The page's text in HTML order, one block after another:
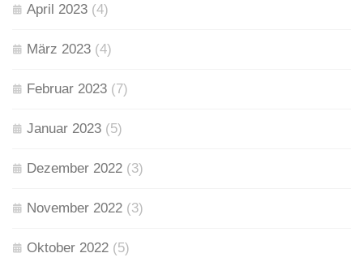
April 2023 (4)
März 2023 (4)
Februar 2023 (7)
Januar 2023 (5)
Dezember 2022 (3)
November 2022 (3)
Oktober 2022 (5)